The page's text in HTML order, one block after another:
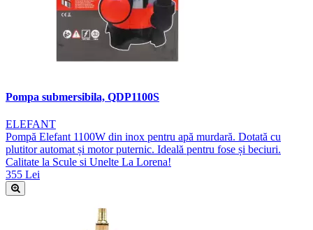
Pompa submersibila, QDP1100S
ELEFANT
Pompă Elefant 1100W din inox pentru apă murdară. Dotată cu
plutitor automat și motor puternic. Ideală pentru fose și beciuri.
Calitate la Scule si Unelte La Lorena!
355 Lei